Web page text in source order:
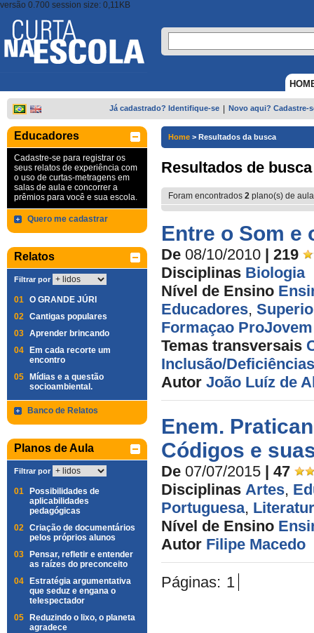
versão 0.700 session size: 0,11KB
Já cadastrado? Identifique-se Novo aqui? Cadastre-
Educadores
Cadastre-se para registrar os
seus relatos de experiência com
o uso de curtas-metragens em
salas de aula e concorrer a
prêmios para você e sua escola.
Quero me cadastrar
Relatos
Filtrar por
01 O GRANDE JÚRI
02 Cantigas populares
03 Aprender brincando
04
Em cada recorte um
encontro
05
Mídias e a questão
socioambiental.
Banco de Relatos
Planos de Aula
Filtrar por
01
Possibilidades de
aplicabilidades
pedagógicas
02 Criação de documentários
pelos próprios alunos
03
Pensar, refletir e entender
as raízes do preconceito
04
Estratégia argumentativa
que seduz e engana o
telespectador
05
Reduzindo o lixo, o planeta
agradece
Home > Resultados da busca
Resultados de busca
Foram encontrados 2 plano(s) de
Entre o Som e
De 08/10/2010 | 219
Disciplinas Biologia
Nível de Ensino
Educadores,
Formaçao
Temas transversais
Inclusão/Deficiências
Autor João Luíz de
Enem.
Códigos e
De 07/07/2015 | 47
Disciplinas Artes,
Portuguesa,
Nível de Ensino
Autor Filipe Macedo
Páginas: 1